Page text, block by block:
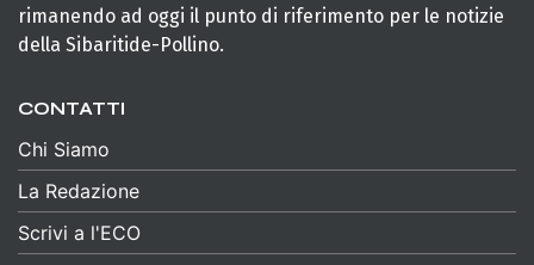
rimanendo ad oggi il punto di riferimento per le notizie
della Sibaritide-Pollino.
CONTATTI
Chi Siamo
La Redazione
Scrivi a l'ECO